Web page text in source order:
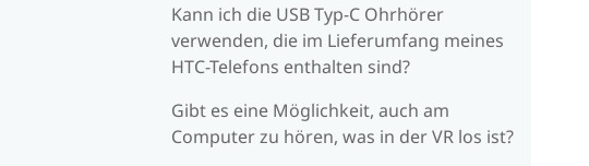
Kann ich die USB Typ-C Ohrhörer
verwenden, die im Lieferumfang meines
HTC-Telefons enthalten sind?
Gibt es eine Möglichkeit, auch am
Computer zu hören, was in der VR los ist?